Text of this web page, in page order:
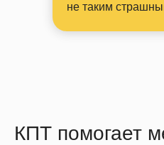
не таким
КПТ помогает